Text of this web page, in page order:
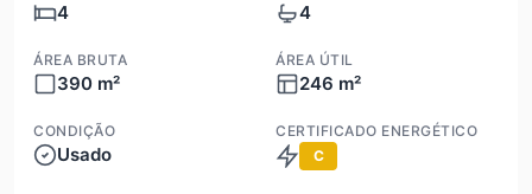
4 4
ÁREA BRUTA
390 m²
ÁREA ÚTIL
246 m²
CONDIÇÃO
Usado
CERTIFICADO ENERGÉTICO
C